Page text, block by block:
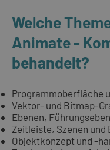
Welche
Animate -
behandelt?
Programmoberfläche
Vektor- und Bitmap-
Ebenen,
Zeitleiste, Szenen und
Objektkonzept und -